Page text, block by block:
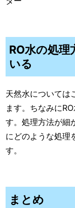
RO水の処
いる
天然水については
ます。ちなみに
す。処理方法が細
にどのような処理
す。
まとめ